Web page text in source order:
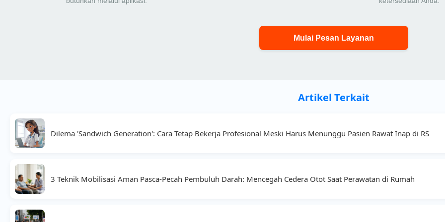
Mulai Pesan Layanan
Artikel Terkait
Dilema 'Sandwich Generation': Cara Tetap Bekerja Profesional Meski Harus Menunggu Pasien Rawat Inap di RS
3 Teknik Mobilisasi Aman Pasca-Pecah Pembuluh Darah: Mencegah Cedera Otot Saat Perawatan di Rumah